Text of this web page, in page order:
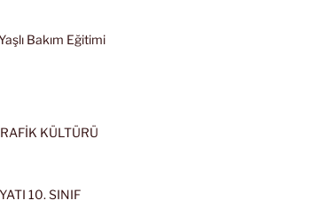
Bakım Eğitimi
KÜLTÜRÜ
10. SINIF